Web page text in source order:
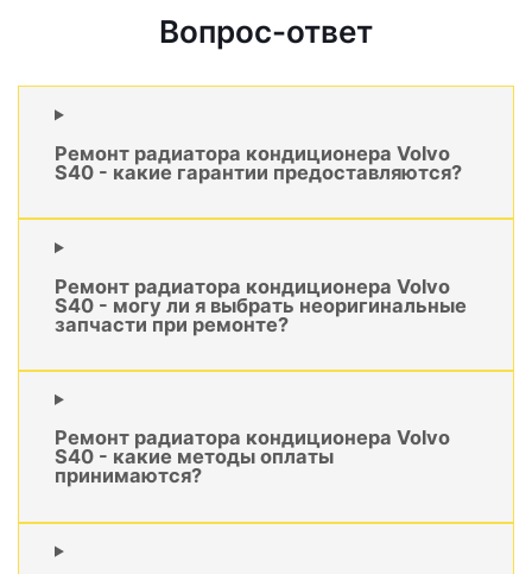
Вопрос-ответ
Ремонт радиатора кондиционера Volvo
S40 - какие гарантии предоставляются?
Ремонт радиатора кондиционера Volvo
S40 - могу ли я выбрать неоригинальные
запчасти при ремонте?
Ремонт радиатора кондиционера Volvo
S40 - какие методы оплаты
принимаются?